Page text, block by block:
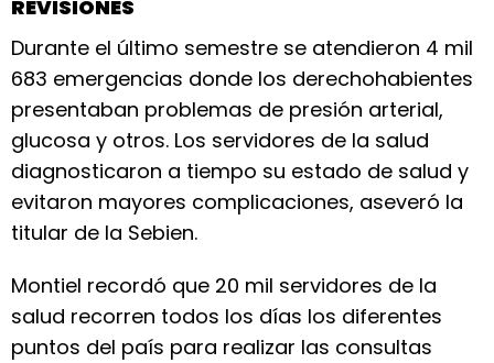
REVISIONES
Durante el último semestre se atendieron 4 mil
683 emergencias donde los derechohabientes
presentaban problemas de presión arterial,
glucosa y otros. Los servidores de la salud
diagnosticaron a tiempo su estado de salud y
evitaron mayores complicaciones, aseveró la
titular de la Sebien.
Montiel recordó que 20 mil servidores de la
salud recorren todos los días los diferentes
puntos del país para realizar las consultas